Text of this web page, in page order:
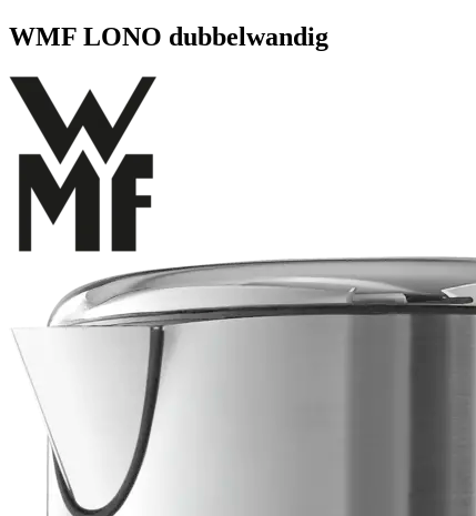
WMF LONO dubbelwandig